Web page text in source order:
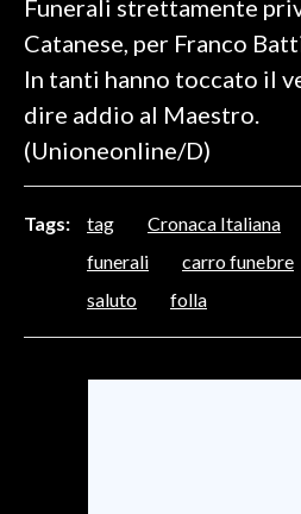
CALCIO
CALCIO REGIONALE
BASKET
VOLLEY
CULTURA
Funerali strettamente
Catanese, per Franco
In tanti hanno toccato il
dire addio al Maestro.
(Unioneonline/D)
Tags: tag Cronaca Italiana
funerali
carro funebre
saluto
folla